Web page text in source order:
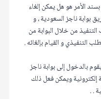
الأمر هو هل يمكن إلغاء
بوابة ناجز السعودية ، و
من خلال البوابة من
التنفيذي و القيام بإلغائه .
بالدخول إلى بوابة ناجز
إلكترونية ويمكن فعل ذلك
. .